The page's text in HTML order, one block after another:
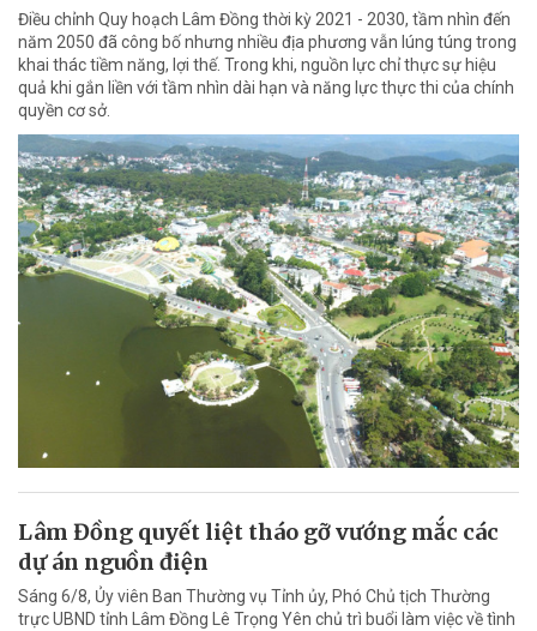
Điều chỉnh Quy hoạch Lâm Đồng thời kỳ 2021 - 2030, tầm nhìn đến
năm 2050 đã công bố nhưng nhiều địa phương vẫn lúng túng trong
khai thác tiềm năng, lợi thế. Trong khi, nguồn lực chỉ thực sự hiệu
quả khi gắn liền với tầm nhìn dài hạn và năng lực thực thi của chính
quyền cơ sở.
Lâm Đồng quyết liệt tháo gỡ vướng mắc các
dự án nguồn điện
Sáng 6/8, Ủy viên Ban Thường vụ Tỉnh ủy, Phó Chủ tịch Thường
trực UBND tỉnh Lâm Đồng Lê Trọng Yên chủ trì buổi làm việc về tình